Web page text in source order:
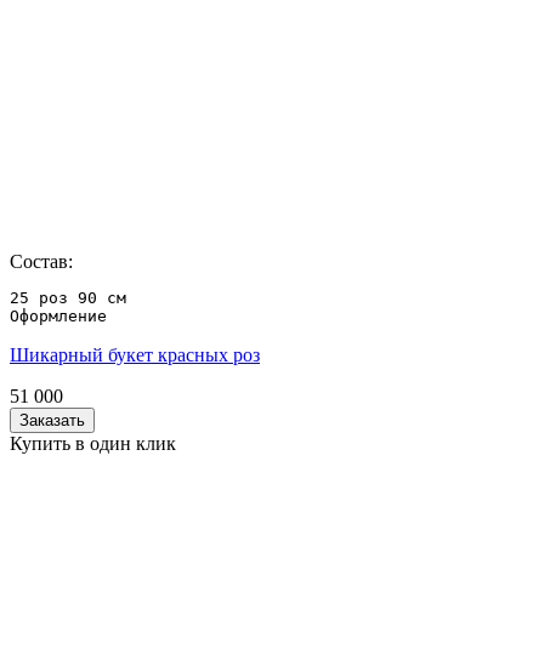
Состав:
25 роз 90 см
Оформление
Шикарный букет красных роз
51 000
Заказать
Купить в один клик